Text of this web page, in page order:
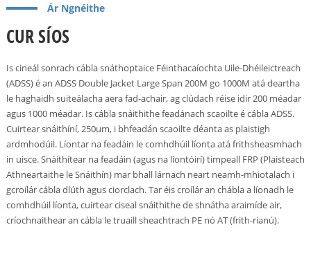
Ár Ngnéithe
CUR SÍOS
Is cineál sonrach cábla snáthoptaice Féinthacaíochta Uile-Dhéileictreach
(ADSS) é an ADSS Double Jacket Large Span 200M go 1000M atá deartha
le haghaidh suiteálacha aera fad-achair, ag clúdach réise idir 200 méadar
agus 1000 méadar. Is cábla snáithithe feadánach scaoilte é cábla ADSS.
Cuirtear snáithíní, 250um, i bhfeadán scaoilte déanta as plaistigh
ardmhodúil. Líontar na feadáin le comhdhúil líonta atá frithsheasmhach
in uisce. Snáithítear na feadáin (agus na líontóirí) timpeall FRP (Plaisteach
Athneartaithe le Snáithín) mar bhall lárnach neart neamh-mhiotalach i
gcroílár cábla dlúth agus ciorclach. Tar éis croílár an chábla a líonadh le
comhdhúil líonta, cuirtear ciseal snáithithe de shnátha araimíde air,
críochnaithear an cábla le truaill sheachtrach PE nó AT (frith-rianú).